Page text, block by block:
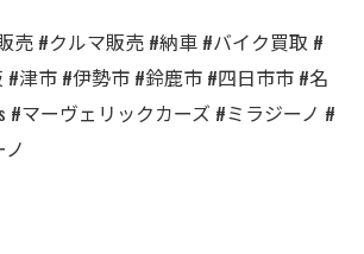
売 #クルマ販売 #納車 #バイク買取 #
#津市 #伊勢市 #鈴鹿市 #四日市市 #名
#マーヴェリックカーズ #ミラジーノ #